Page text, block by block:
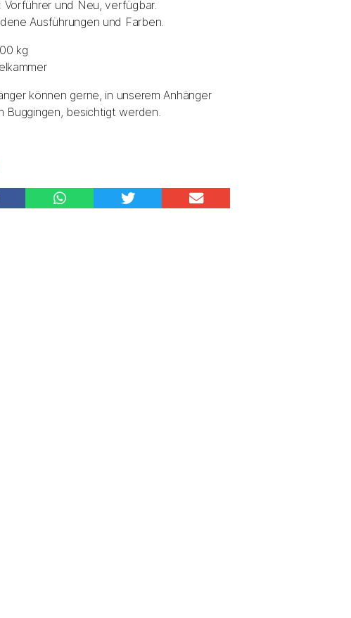
Vorführer und Neu, verfügbar.
Ausführungen und Farben.
kg
können gerne, in unserem Anhänger
Buggingen, besichtigt werden.